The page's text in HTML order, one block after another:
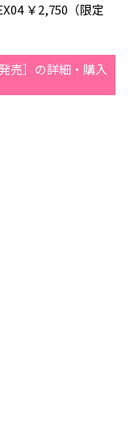
￥2,750（限定
売］の詳細・購入